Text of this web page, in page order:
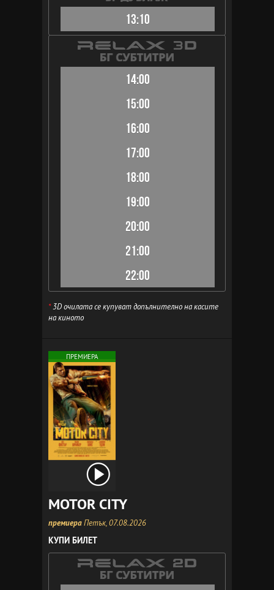
13:10
14:00
15:00
16:00
17:00
18:00
19:00
20:00
21:00
22:00
*3D очилата се купуват допълнително на касите
на киното
ПРЕМИЕРА
MOTOR CITY
премиераПетък, 07.08.2026
КУПИ БИЛЕТ